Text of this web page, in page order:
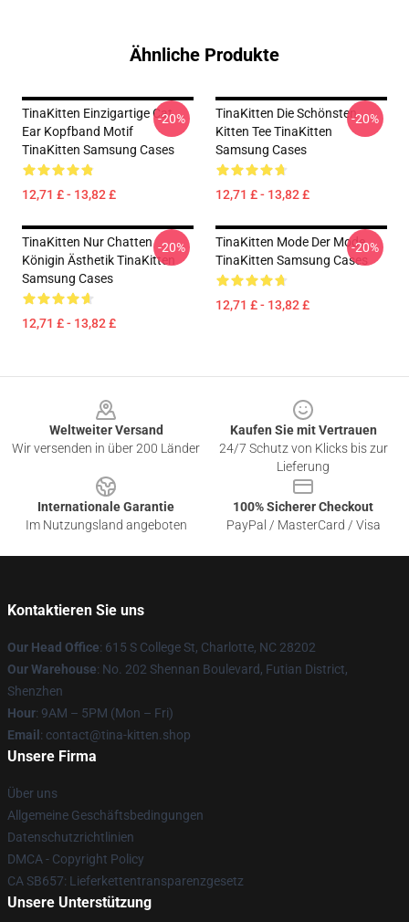
Ähnliche Produkte
TinaKitten Einzigartige Cat
Ear Kopfband Motif
TinaKitten Samsung Cases
12,71 £ - 13,82 £
-20%
TinaKitten Die Schönsten
Kitten Tee TinaKitten
Samsung Cases
12,71 £ - 13,82 £
-20%
TinaKitten Nur Chatten
Königin Ästhetik TinaKitten
Samsung Cases
12,71 £ - 13,82 £
-20%
TinaKitten Mode Der Mode
TinaKitten Samsung Cases
12,71 £ - 13,82 £
-20%
Weltweiter Versand
Wir versenden in über 200 Länder
Kaufen Sie mit Vertrauen
24/7 Schutz von Klicks bis zur
Lieferung
Internationale Garantie
Im Nutzungsland angeboten
100% Sicherer Checkout
PayPal / MasterCard / Visa
Kontaktieren Sie uns
Our Head Office: 615 S College St, Charlotte, NC 28202
Our Warehouse: No. 202 Shennan Boulevard, Futian District,
Shenzhen
Hour: 9AM – 5PM (Mon – Fri)
Email : contact@tina-kitten.shop
Unsere Firma
Über uns
Allgemeine Geschäftsbedingungen
Datenschutzrichtlinien
DMCA - Copyright Policy
CA SB657: Lieferkettentransparenzgesetz
Unsere Unterstützung